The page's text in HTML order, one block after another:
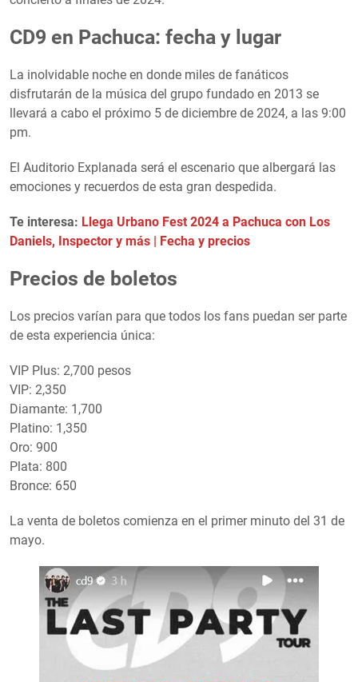
CD9 en Pachuca: fecha y lugar
La inolvidable noche en donde miles de fanáticos
disfrutarán de la música del grupo fundado en 2013 se
llevará a cabo el próximo 5 de diciembre de 2024, a las 9:00
pm.
El Auditorio Explanada será el escenario que albergará las
emociones y recuerdos de esta gran despedida.
Te interesa: Llega Urbano Fest 2024 a Pachuca con Los
Daniels, Inspector y más | Fecha y precios
Precios de boletos
Los precios varían para que todos los fans puedan ser parte
de esta experiencia única:
VIP Plus: 2,700 pesos
VIP: 2,350
Diamante: 1,700
Platino: 1,350
Oro: 900
Plata: 800
Bronce: 650
La venta de boletos comienza en el primer minuto del 31 de
mayo.